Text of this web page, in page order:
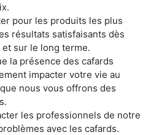
pour les produits les plus
résultats satisfaisants dès
sur le long terme.
la présence des cafards
impacter votre vie au
nous vous offrons des
les professionnels de notre
avec les cafards.